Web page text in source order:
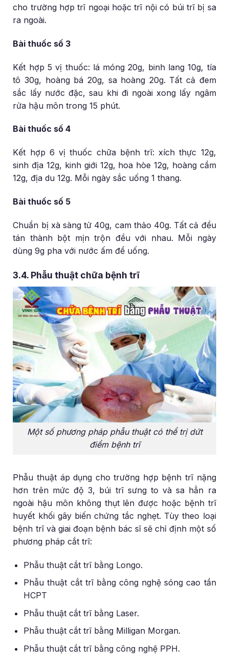
cho trường hợp trĩ ngoại hoặc trĩ nội có búi trĩ bị sa
ra ngoài.
Bài thuốc số 3
Kết hợp 5 vị thuốc: lá móng 20g, binh lang 10g, tía
tô 30g, hoàng bá 20g, sa hoàng 20g. Tất cả đem
sắc lấy nước đặc, sau khi đi ngoài xong lấy ngâm
rửa hậu môn trong 15 phút.
Bài thuốc số 4
Kết hợp 6 vị thuốc chữa bệnh trĩ: xích thực 12g,
sinh địa 12g, kinh giới 12g, hoa hòe 12g, hoàng cầm
12g, địa du 12g. Mỗi ngày sắc uống 1 thang.
Bài thuốc số 5
Chuẩn bị xà sàng tử 40g, cam thảo 40g. Tất cả đều
tán thành bột mịn trộn đều với nhau. Mỗi ngày
dùng 9g pha với nước ấm để uống.
3.4. Phẫu thuật chữa bệnh trĩ
Một số phương pháp phẫu thuật có thể trị dứt
điểm bệnh trĩ
Phẫu thuật áp dụng cho trường hợp bệnh trĩ nặng
hơn trên mức độ 3, búi trĩ sưng to và sa hẳn ra
ngoài hậu môn không thụt lên được hoặc bệnh trĩ
huyết khối gây biến chứng tắc nghẹt. Tùy theo loại
bệnh trĩ và giai đoạn bệnh bác sĩ sẽ chỉ định một số
phương pháp cắt trĩ:
Phẫu thuật cắt trĩ bằng Longo.
Phẫu thuật cắt trĩ bằng công nghệ sóng cao tần
HCPT
Phẫu thuật cắt trĩ bằng Laser.
Phẫu thuật cắt trĩ bằng Milligan Morgan.
Phẫu thuật cắt trĩ bằng công nghệ PPH.